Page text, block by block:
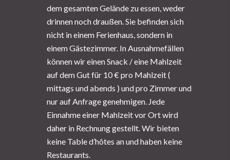
dem gesamten Gelände zu essen, weder
drinnen noch draußen. Sie befinden sich
nicht in einem Ferienhaus, sondern in
einem Gästezimmer. In Ausnahmefällen
können wir einen Snack / eine Mahlzeit
auf dem Gut für 10 € pro Mahlzeit (
mittags und abends ) und pro Zimmer und
nur auf Anfrage genehmigen. Jede
Einnahme einer Mahlzeit vor Ort wird
daher in Rechnung gestellt.Wir bieten
keine Table d’hôtes an und haben keine
Restaurants.